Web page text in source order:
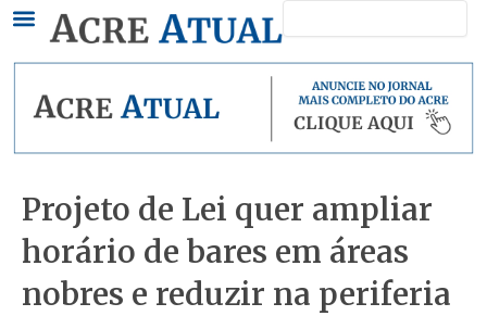
conteúdo
Projeto de Lei quer ampliar
horário de bares em áreas
nobres e reduzir na periferia